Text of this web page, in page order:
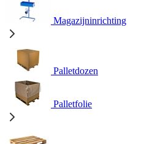
Magazijninrichting
Palletdozen
Palletfolie